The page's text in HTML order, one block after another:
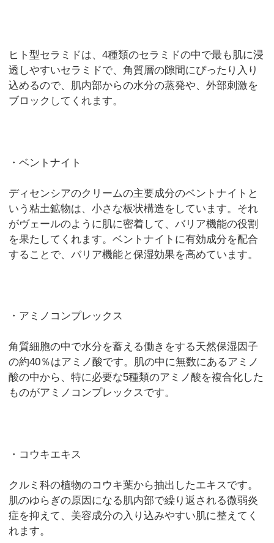
ヒト型セラミドは、4種類のセラミドの中で最も肌に浸
透しやすいセラミドで、角質層の隙間にぴったり入り
込めるので、肌内部からの水分の蒸発や、外部刺激を
ブロックしてくれます。
・ベントナイト
ディセンシアのクリームの主要成分のベントナイトと
いう粘土鉱物は、小さな板状構造をしています。それ
がヴェールのように肌に密着して、バリア機能の役割
を果たしてくれます。ベントナイトに有効成分を配合
することで、バリア機能と保湿効果を高めています。
・アミノコンプレックス
角質細胞の中で水分を蓄える働きをする天然保湿因子
の約40％はアミノ酸です。肌の中に無数にあるアミノ
酸の中から、特に必要な5種類のアミノ酸を複合化した
ものがアミノコンプレックスです。
・コウキエキス
クルミ科の植物のコウキ葉から抽出したエキスです。
肌のゆらぎの原因になる肌内部で繰り返される微弱炎
症を抑えて、美容成分の入り込みやすい肌に整えてく
れます。